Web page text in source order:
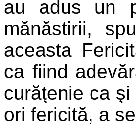
au adus un
mănăstirii,
aceasta
ca fiind
curăţenie ca
ori fericită, a